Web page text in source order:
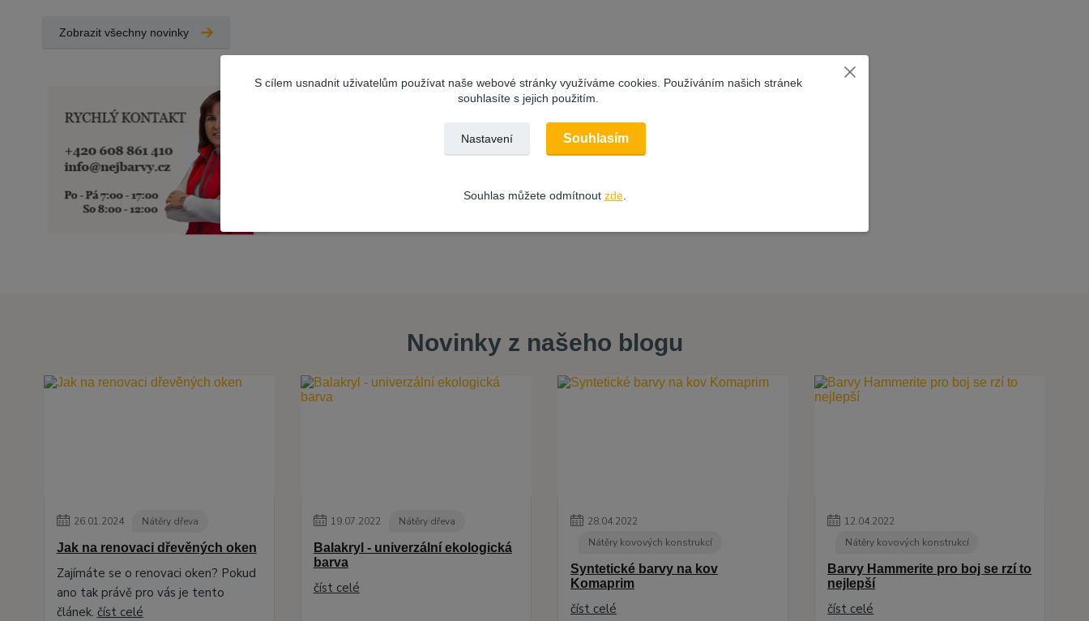
Zobrazit všechny novinky
Novinky z našeho blogu
26.01.2024 Nátěry dřeva
Jak na renovaci dřevěných oken
Zajímáte se o renovaci oken? Pokud
ano tak právě pro vás je tento
článek. číst celé
19.07.2022 Nátěry dřeva
Balakryl - univerzální ekologická
barva
číst celé
28.04.2022
Nátěry kovových konstrukcí
Syntetické barvy na kov
Komaprim
číst celé
12.04.2022
Nátěry kovových konstrukcí
Barvy Hammerite pro boj se rzí to
nejlepší
číst celé
S cílem usnadnit uživatelům používat naše webové stránky využíváme cookies. Používáním našich stránek
souhlasíte s jejich použitím.
Nastavení Souhlasím
Souhlas můžete odmítnout zde.